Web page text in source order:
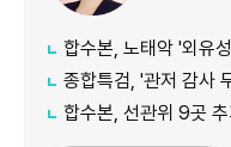
합수본, 노태악 '외유성
종합특검, '관저 감사
합수본, 선관위 9곳 추가